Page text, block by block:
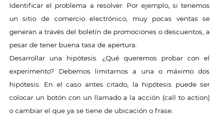
Identificar el problema a resolver. Por ejemplo, si tenemos
un sitio de comercio electrónico, muy pocas ventas se
generan a través del boletín de promociones o descuentos, a
pesar de tener buena tasa de apertura.
Desarrollar una hipótesis. ¿Qué queremos probar con el
experimento? Debemos limitarnos a una o máximo dos
hipótesis. En el caso antes citado, la hipótesis puede ser
colocar un botón con un llamado a la acción (call to action)
o cambiar el que ya se tiene de ubicación o frase.